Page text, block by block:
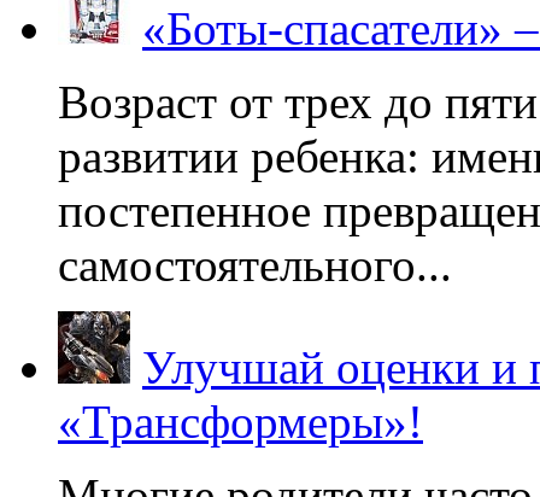
«Боты-спасатели»
Возраст от трех до
развитии ребенка:
постепенное
самостоятельного...
Улучшай оценки и
«Трансформеры»!